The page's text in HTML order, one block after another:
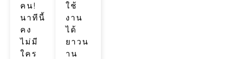
คน!
นาทีนี้
คง
ไม่มี
ใคร
ใช้
งาน
ได้
ยาวน
าน